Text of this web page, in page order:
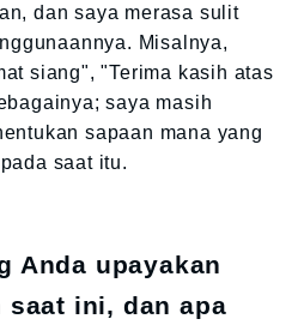
dan saya merasa sulit
Misalnya,
siang", "Terima kasih atas
saya masih
sapaan mana yang
saat itu.
Anda upayakan
saat ini, dan apa